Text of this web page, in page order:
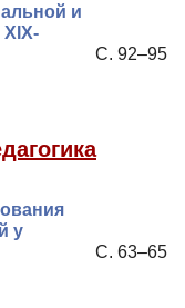
и
С. 92–95
у
С. 63–65